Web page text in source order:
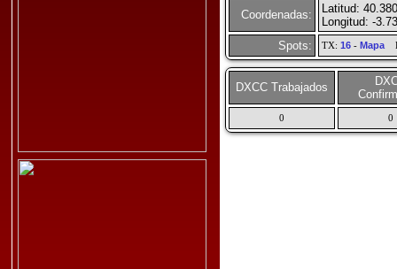
Coordenadas:
Latitud:
Longitud: -
Spots:
TX: 16- Mapa
DXCC Trabajados
0 0